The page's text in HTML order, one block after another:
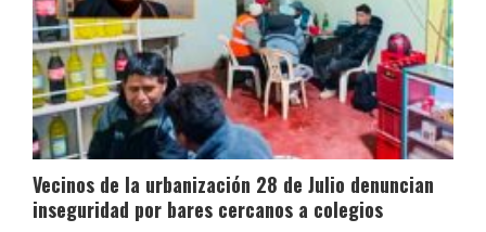
Vecinos de la urbanización 28 de Julio denuncian
inseguridad por bares cercanos a colegios